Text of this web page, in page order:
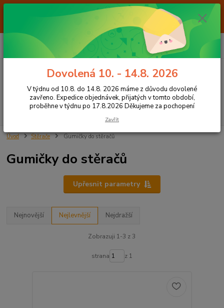
Od 7.8. do 14.8. 2026 máme z důvodu dovolené ZAVŘENO. Expedice
objednávek, přijatých v tomto období, proběhne v týdnu po 17.8.2026
Děkujeme za pochopení
CZK
Hledat
+420 605 283 713
za0,00 Kč
Úvod Stěrače Gumičky do stěračů
Gumičky do stěračů
Upřesnit parametry
Nejnovější Nejlevnější Nejdražší
Zobrazuji 1-3 z 3
strana z 1
Dovolená 10. - 14.8. 2026
V týdnu od 10.8. do 14.8. 2026 máme z důvodu dovolené
zavřeno. Expedice objednávek, přijatých v tomto období,
proběhne v týdnu po 17.8.2026 Děkujeme za pochopení
Zavřít